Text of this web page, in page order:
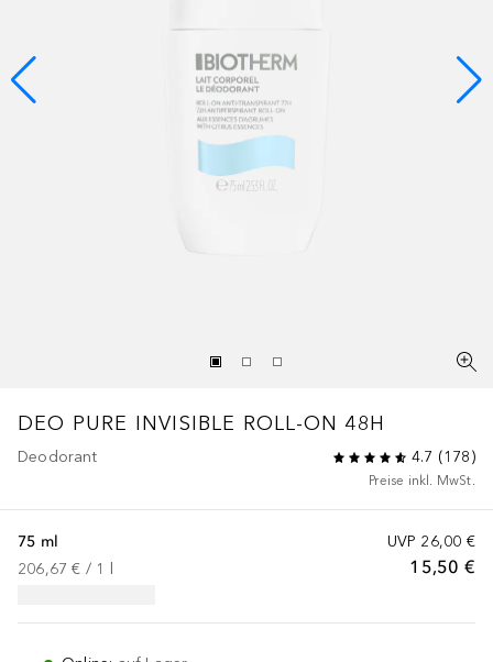
DEO PURE INVISIBLE ROLL-ON 48H
Deodorant 4.7 (178)
Preise inkl. MwSt.
UVP 26,00 €
15,50 €
75 ml
206,67 € / 1